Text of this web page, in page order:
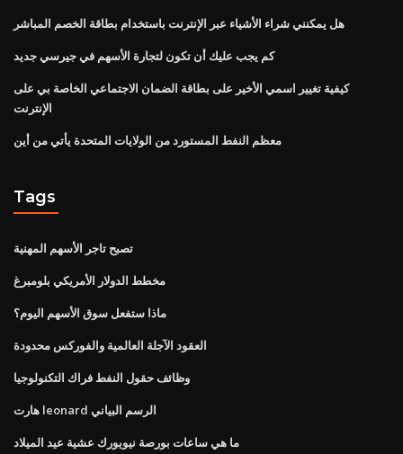
هل يمكنني شراء الأشياء عبر الإنترنت باستخدام بطاقة الخصم المباشر
كم يجب عليك أن تكون لتجارة الأسهم في جيرسي جديد
كيفية تغيير اسمي الأخير على بطاقة الضمان الاجتماعي الخاصة بي على
الإنترنت
معظم النفط المستورد من الولايات المتحدة يأتي من أين
Tags
تصبح تاجر الأسهم المهنية
مخطط الدولار الأمريكي بلومبرغ
ماذا ستفعل سوق الأسهم اليوم؟
العقود الآجلة العالمية والفوركس محدودة
وظائف حقول النفط فراك التكنولوجيا
هارت leonard الرسم البياني
ما هي ساعات بورصة نيويورك عشية عيد الميلاد